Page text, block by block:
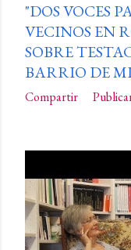
"DOS VOCES
VECINOS EN
SOBRE
BARRIO DE
Compartir